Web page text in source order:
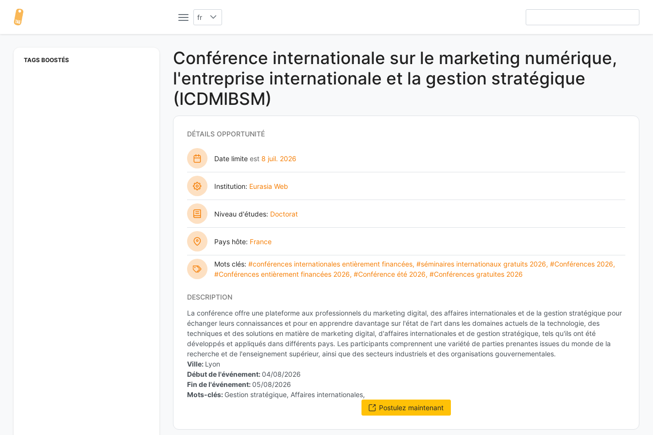
fr
TAGS BOOSTÉS
Conférence internationale sur le marketing numérique,
l'entreprise internationale et la gestion stratégique
(ICDMIBSM)
DÉTAILS OPPORTUNITÉ
Date limite est 8 juil. 2026
Institution: Eurasia Web
Niveau d'études: Doctorat
Pays hôte: France
Mots clés: #conférences internationales entièrement financées, #séminaires internationaux gratuits 2026, #Conférences 2026,
#Conférences entièrement financées 2026, #Conférence été 2026, #Conférences gratuites 2026
DESCRIPTION
La conférence offre une plateforme aux professionnels du marketing digital, des affaires internationales et de la gestion stratégique pour
échanger leurs connaissances et pour en apprendre davantage sur l'état de l'art dans les domaines actuels de la technologie, des
techniques et des solutions en matière de marketing digital, d'affaires internationales et de gestion stratégique, tels qu'ils ont été
développés et appliqués dans différents pays. Les participants comprennent une variété de parties prenantes issues du monde de la
recherche et de l'enseignement supérieur, ainsi que des secteurs industriels et des organisations gouvernementales.
Ville: Lyon
Début de l'événement: 04/08/2026
Fin de l'événement: 05/08/2026
Mots-clés: Gestion stratégique, Affaires internationales,
Postulez maintenant